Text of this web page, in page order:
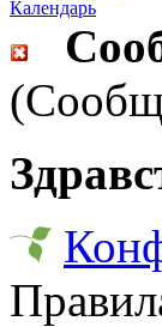
Календарь